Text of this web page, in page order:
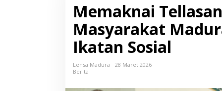
m
a
k
n
a
i
T
l
Memaknai
Masyarakat
Ikatan Sosial
Lensa Madura
28 Maret 2026
Berita